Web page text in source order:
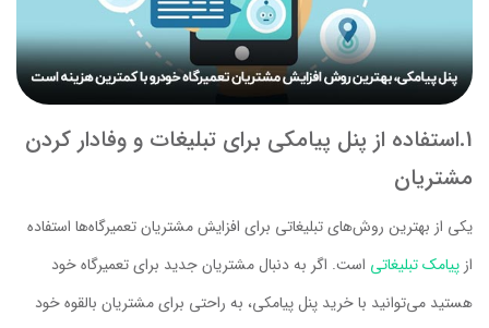
1.استفاده از پنل پیامکی برای تبلیغات و وفادار کردن
مشتریان
یکی از بهترین روش‌های تبلیغاتی برای افزایش مشتریان تعمیرگاه‌ها استفاده
از پیامک تبلیغاتی است. اگر به دنبال مشتریان جدید برای تعمیرگاه خود
هستید می‌توانید با خرید پنل پیامکی، به راحتی برای مشتریان بالقوه خود